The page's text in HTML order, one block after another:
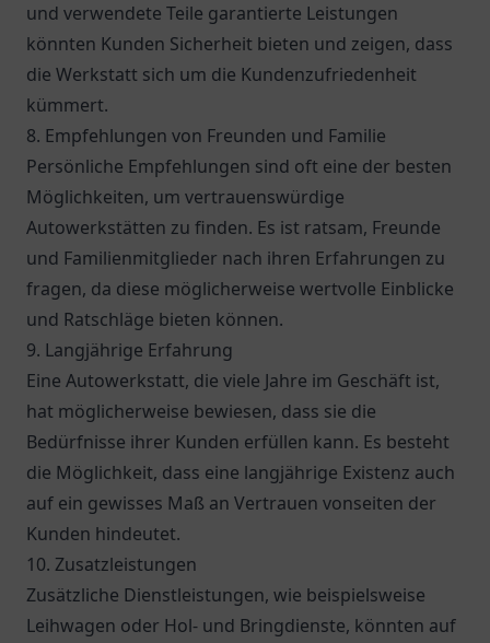
und verwendete Teile garantierte Leistungen
könnten Kunden Sicherheit bieten und zeigen, dass
die Werkstatt sich um die Kundenzufriedenheit
kümmert.
8. Empfehlungen von Freunden und Familie
Persönliche Empfehlungen sind oft eine der besten
Möglichkeiten, um vertrauenswürdige
Autowerkstätten zu finden. Es ist ratsam, Freunde
und Familienmitglieder nach ihren Erfahrungen zu
fragen, da diese möglicherweise wertvolle Einblicke
und Ratschläge bieten können.
9. Langjährige Erfahrung
Eine Autowerkstatt, die viele Jahre im Geschäft ist,
hat möglicherweise bewiesen, dass sie die
Bedürfnisse ihrer Kunden erfüllen kann. Es besteht
die Möglichkeit, dass eine langjährige Existenz auch
auf ein gewisses Maß an Vertrauen vonseiten der
Kunden hindeutet.
10. Zusatzleistungen
Zusätzliche Dienstleistungen, wie beispielsweise
Leihwagen oder Hol- und Bringdienste, könnten auf